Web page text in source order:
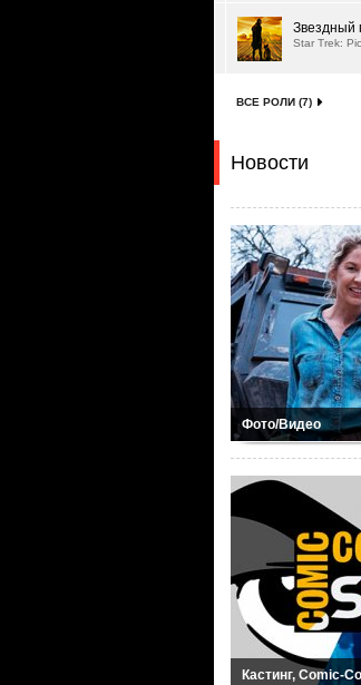
Звездный
Star Trek:
ВСЕ РОЛИ (7)
Новости
Фото/Видео
Кастинг, Comic-